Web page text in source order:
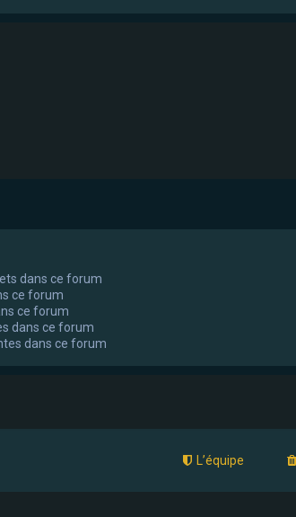
dans ce forum
ce forum
ce forum
dans ce forum
dans ce forum
L’équipe